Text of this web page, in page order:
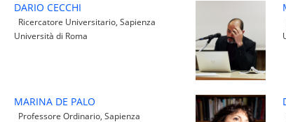
DARIO CECCHI
Ricercatore Universitario, Sapienza
Università di Roma
MARINA DE PALO
Professore Ordinario, Sapienza